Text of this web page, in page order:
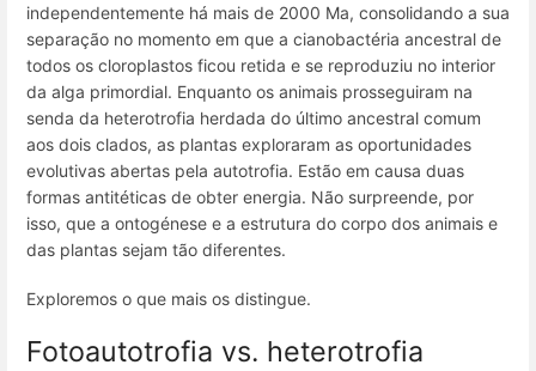
independentemente há mais de 2000 Ma, consolidando a sua
separação no momento em que a cianobactéria ancestral de
todos os cloroplastos ficou retida e se reproduziu no interior
da alga primordial. Enquanto os animais prosseguiram na
senda da heterotrofia herdada do último ancestral comum
aos dois clados, as plantas exploraram as oportunidades
evolutivas abertas pela autotrofia. Estão em causa duas
formas antitéticas de obter energia. Não surpreende, por
isso, que a ontogénese e a estrutura do corpo dos animais e
das plantas sejam tão diferentes.
Exploremos o que mais os distingue.
Fotoautotrofia vs. heterotrofia